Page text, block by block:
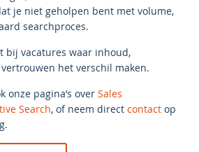
je niet geholpen bent met volume,
searchproces.
bij vacatures waar inhoud,
het verschil maken.
onze pagina’s over Sales
Search, of neem direct contact op